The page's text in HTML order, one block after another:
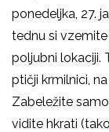
ponedeljka, 27.
tednu si
poljubni lokaciji.
ptičji krmilnici,
Zabeležite
vidite hkrati